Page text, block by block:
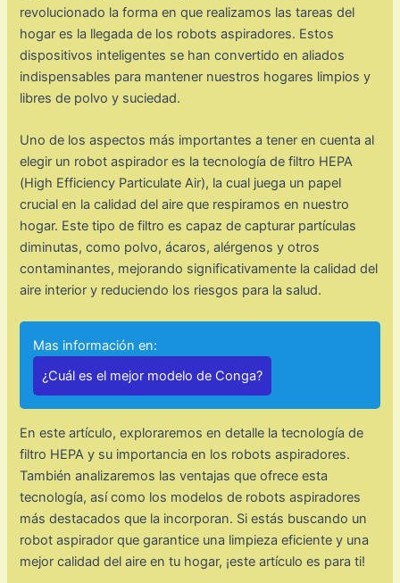
revolucionado la forma en que realizamos las tareas del
hogar es la llegada de los robots aspiradores. Estos
dispositivos inteligentes se han convertido en aliados
indispensables para mantener nuestros hogares limpios y
libres de polvo y suciedad.
Uno de los aspectos más importantes a tener en cuenta al
elegir un robot aspirador es la tecnología de filtro HEPA
(High Efficiency Particulate Air), la cual juega un papel
crucial en la calidad del aire que respiramos en nuestro
hogar. Este tipo de filtro es capaz de capturar partículas
diminutas, como polvo, ácaros, alérgenos y otros
contaminantes, mejorando significativamente la calidad del
aire interior y reduciendo los riesgos para la salud.
Mas información en:
¿Cuál es el mejor modelo de Conga?
En este artículo, exploraremos en detalle la tecnología de
filtro HEPA y su importancia en los robots aspiradores.
También analizaremos las ventajas que ofrece esta
tecnología, así como los modelos de robots aspiradores
más destacados que la incorporan. Si estás buscando un
robot aspirador que garantice una limpieza eficiente y una
mejor calidad del aire en tu hogar, ¡este artículo es para ti!